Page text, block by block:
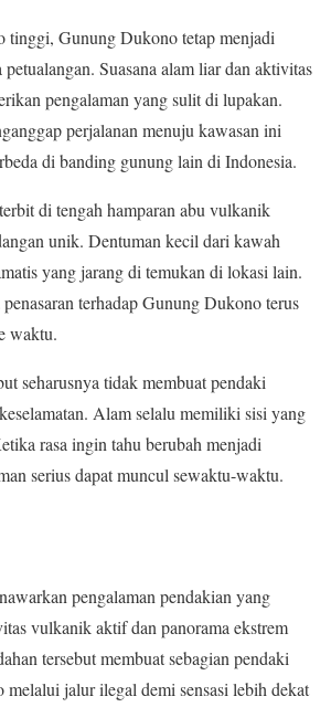
Gunung Dukono tetap menjadi
Suasana alam liar dan aktivitas
pengalaman yang sulit di lupakan.
perjalanan menuju kawasan ini
di banding gunung lain di Indonesia.
di tengah hamparan abu vulkanik
unik. Dentuman kecil dari kawah
yang jarang di temukan di lokasi lain.
terhadap Gunung Dukono terus
waktu.
seharusnya tidak membuat pendaki
Alam selalu memiliki sisi yang
rasa ingin tahu berubah menjadi
serius dapat muncul sewaktu-waktu.
pengalaman pendakian yang
vulkanik aktif dan panorama ekstrem
tersebut membuat sebagian pendaki
jalur ilegal demi sensasi lebih dekat